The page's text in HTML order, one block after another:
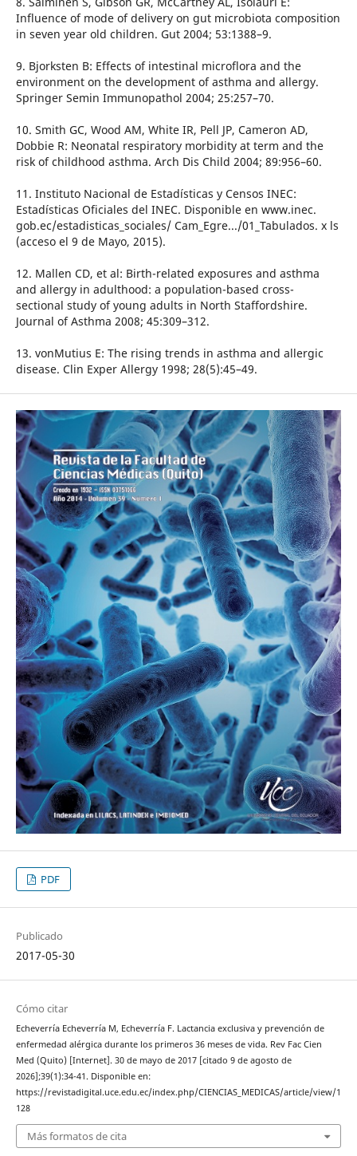
Influence of mode of delivery on gut microbiota composition
in seven year old children. Gut 2004; 53:1388–9.
9. Bjorksten B: Effects of intestinal microflora and the
environment on the development of asthma and allergy.
Springer Semin Immunopathol 2004; 25:257–70.
10. Smith GC, Wood AM, White IR, Pell JP, Cameron AD,
Dobbie R: Neonatal respiratory morbidity at term and the
risk of childhood asthma. Arch Dis Child 2004; 89:956–60.
11. Instituto Nacional de Estadísticas y Censos INEC:
Estadísticas Oficiales del INEC. Disponible en www.inec.
gob.ec/estadisticas_sociales/ Cam_Egre.../01_Tabulados. x ls
(acceso el 9 de Mayo, 2015).
12. Mallen CD, et al: Birth-related exposures and asthma
and allergy in adulthood: a population-based cross-
sectional study of young adults in North Staffordshire.
Journal of Asthma 2008; 45:309–312.
13. vonMutius E: The rising trends in asthma and allergic
disease. Clin Exper Allergy 1998; 28(5):45–49.
PDF
Publicado
2017-05-30
Cómo citar
Echeverría Echeverría M, Echeverría F. Lactancia exclusiva y prevención de
enfermedad alérgica durante los primeros 36 meses de vida. Rev Fac Cien
Med (Quito) [Internet]. 30 de mayo de 2017 [citado 9 de agosto de
2026];39(1):34-41. Disponible en:
https://revistadigital.uce.edu.ec/index.php/CIENCIAS_MEDICAS/article/view/1
128
Más formatos de cita